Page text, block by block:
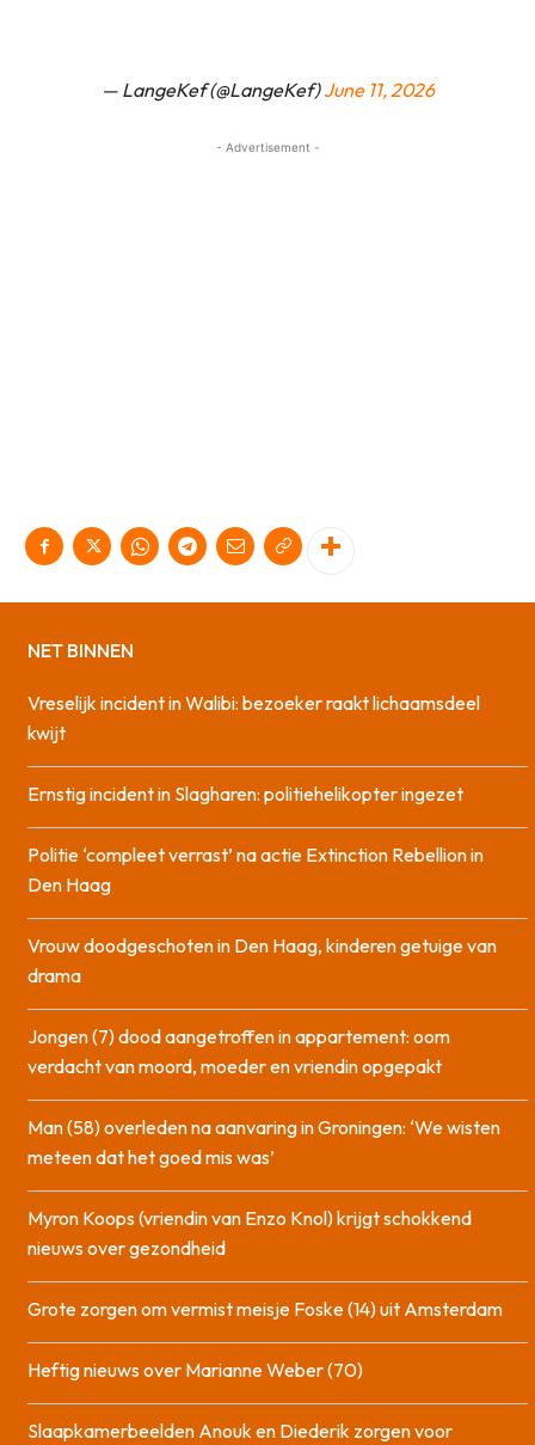
— LangeKef (@LangeKef)June 11, 2026
- Advertisement -
NET BINNEN
Vreselijk incident in Walibi: bezoeker raakt lichaamsdeel
kwijt
Ernstig incident in Slagharen: politiehelikopter ingezet
Politie ‘compleet verrast’ na actie Extinction Rebellion in
Den Haag
Vrouw doodgeschoten in Den Haag, kinderen getuige van
drama
Jongen (7) dood aangetroffen in appartement: oom
verdacht van moord, moeder en vriendin opgepakt
Man (58) overleden na aanvaring in Groningen: ‘We wisten
meteen dat het goed mis was’
Myron Koops (vriendin van Enzo Knol) krijgt schokkend
nieuws over gezondheid
Grote zorgen om vermist meisje Foske (14) uit Amsterdam
Heftig nieuws over Marianne Weber (70)
Slaapkamerbeelden Anouk en Diederik zorgen voor